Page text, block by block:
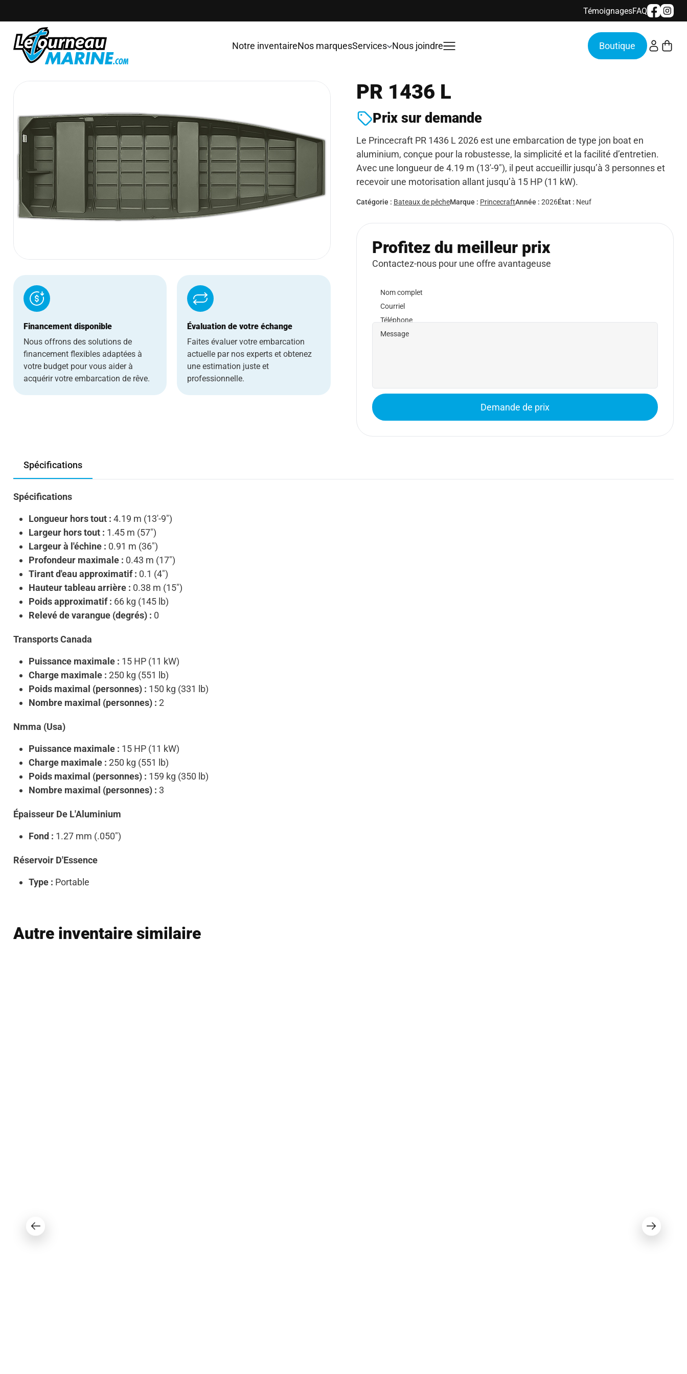
TémoignagesFAQ
Notre inventaireNos marquesServices Nous joindre
Financement disponible
Nous offrons des solutions de
financement flexibles adaptées à
votre budget pour vous aider à
acquérir votre embarcation de rêve.
Évaluation de votre échange
Faites évaluer votre embarcation
actuelle par nos experts et obtenez
une estimation juste et
professionnelle.
PR 1436 L
Prix sur demande
Le Princecraft PR 1436 L 2026 est une embarcation de type jon boat en
aluminium, conçue pour la robustesse, la simplicité et la facilité d’entretien.
Avec une longueur de 4.19 m (13′-9″), il peut accueillir jusqu’à 3 personnes et
recevoir une motorisation allant jusqu’à 15 HP (11 kW).
Catégorie : Bateaux de pêcheMarque : PrincecraftAnnée : 2026État : Neuf
Profitez du meilleur prix
Contactez-nous pour une offre avantageuse
Nom complet
Courriel
Téléphone
Message
Spécifications
Spécifications
Longueur hors tout : 4.19 m (13'-9")
Largeur hors tout : 1.45 m (57")
Largeur à l'échine : 0.91 m (36")
Profondeur maximale : 0.43 m (17")
Tirant d'eau approximatif : 0.1 (4")
Hauteur tableau arrière : 0.38 m (15")
Poids approximatif : 66 kg (145 lb)
Relevé de varangue (degrés) : 0
Transports Canada
Puissance maximale : 15 HP (11 kW)
Charge maximale : 250 kg (551 lb)
Poids maximal (personnes) : 150 kg (331 lb)
Nombre maximal (personnes) : 2
Nmma (Usa)
Puissance maximale : 15 HP (11 kW)
Charge maximale : 250 kg (551 lb)
Poids maximal (personnes) : 159 kg (350 lb)
Nombre maximal (personnes) : 3
Épaisseur De L'Aluminium
Fond : 1.27 mm (.050")
Réservoir D'Essence
Type : Portable
Autre inventaire similaire